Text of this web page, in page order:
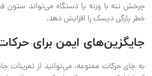
چرخش تنه با وزنه یا دستگاه می‌تواند ستون
خطر پارگی دیسک را افزایش دهد.
جایگزین‌های ایمن برای
به جای حرکات ممنوعه، می‌توانید از تمرینات